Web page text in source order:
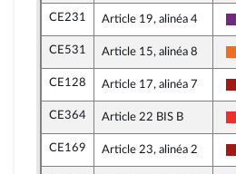
CE231 Article 19, alinéa 4
CE531 Article 15, alinéa 8
CE128 Article 17, alinéa 7
CE364 Article 22 BIS B
CE169 Article 23, alinéa 2